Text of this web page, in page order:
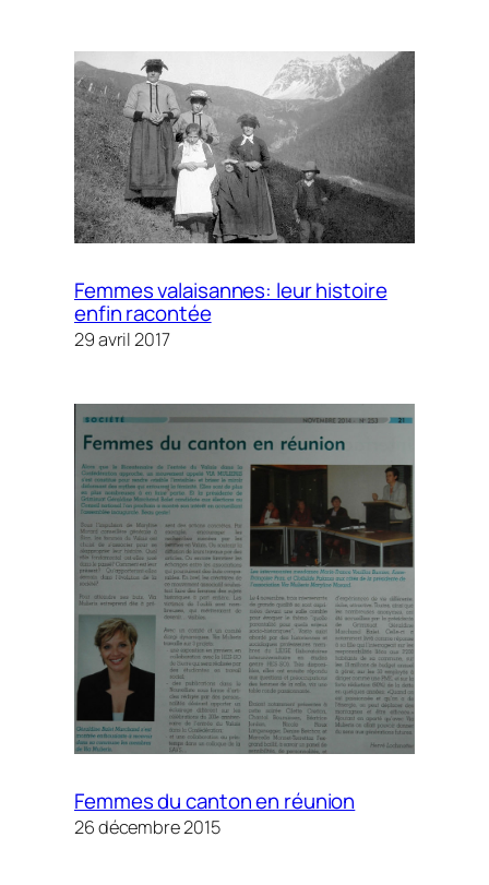
Femmes valaisannes: leur histoire
enfin racontée
29 avril 2017
Femmes du canton en réunion
26 décembre 2015